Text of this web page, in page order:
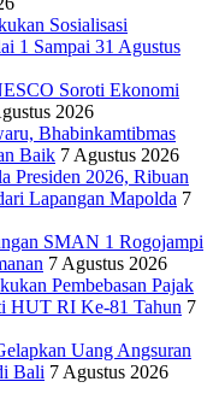
Sosialisasi
1 Sampai 31 Agustus
Soroti Ekonomi
2026
Bhabinkamtibmas
Baik 7 Agustus 2026
Presiden 2026, Ribuan
Lapangan Mapolda 7
SMAN 1 Rogojampi
7 Agustus 2026
Pembebasan Pajak
HUT RI Ke-81 Tahun 7
Uang Angsuran
Bali 7 Agustus 2026